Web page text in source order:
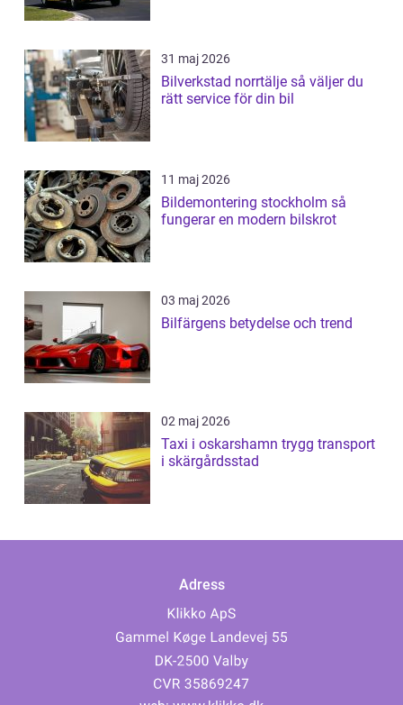
31 maj 2026
Bilverkstad norrtälje så väljer du
rätt service för din bil
11 maj 2026
Bildemontering stockholm så
fungerar en modern bilskrot
03 maj 2026
Bilfärgens betydelse och trend
02 maj 2026
Taxi i oskarshamn trygg transport
i skärgårdsstad
Adress